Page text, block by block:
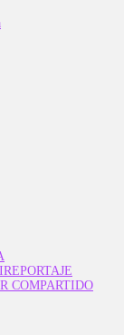
COMPARTIDO